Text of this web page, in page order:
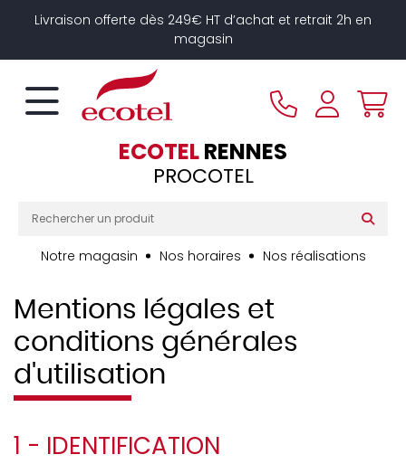
Livraison offerte dès 249€ HT d’achat et retrait 2h en
magasin
ECOTELRENNES
PROCOTEL
Notre magasin Nos horaires Nos réalisations
Mentions légales et
conditions générales
d'utilisation
1 - IDENTIFICATION
Panneau de gestion des cookies